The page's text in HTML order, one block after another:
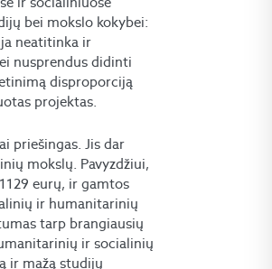
bei mokslo kokybei:
neatitinka ir
nusprendus didinti
disproporciją
projektas.
priešingas. Jis dar
mokslų. Pavyzdžiui,
eurų, ir gamtos
ir humanitarinių
tarp brangiausių
ir socialinių
ir mažą studijų